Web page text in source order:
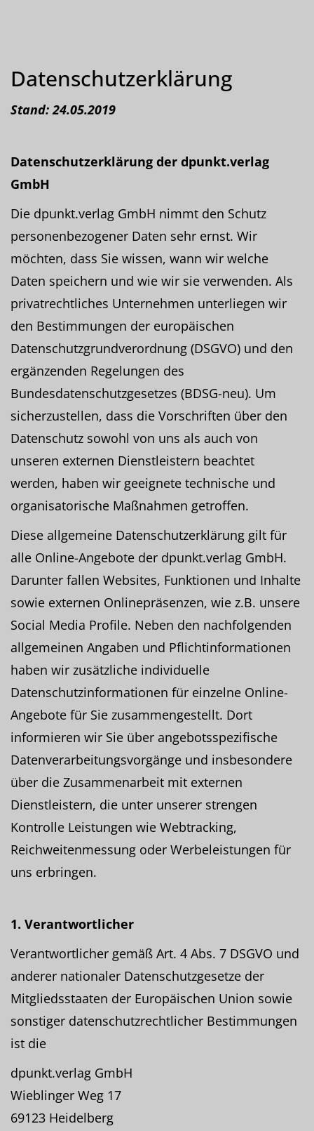
Datenschutzerklärung
Stand: 24.05.2019
Datenschutzerklärung der dpunkt.verlag
GmbH
Die dpunkt.verlag GmbH nimmt den Schutz
personenbezogener Daten sehr ernst. Wir
möchten, dass Sie wissen, wann wir welche
Daten speichern und wie wir sie verwenden. Als
privatrechtliches Unternehmen unterliegen wir
den Bestimmungen der europäischen
Datenschutzgrundverordnung (DSGVO) und den
ergänzenden Regelungen des
Bundesdatenschutzgesetzes (BDSG-neu). Um
sicherzustellen, dass die Vorschriften über den
Datenschutz sowohl von uns als auch von
unseren externen Dienstleistern beachtet
werden, haben wir geeignete technische und
organisatorische Maßnahmen getroffen.
Diese allgemeine Datenschutzerklärung gilt für
alle Online-Angebote der dpunkt.verlag GmbH.
Darunter fallen Websites, Funktionen und Inhalte
sowie externen Onlinepräsenzen, wie z.B. unsere
Social Media Profile. Neben den nachfolgenden
allgemeinen Angaben und Pflichtinformationen
haben wir zusätzliche individuelle
Datenschutzinformationen für einzelne Online-
Angebote für Sie zusammengestellt. Dort
informieren wir Sie über angebotsspezifische
Datenverarbeitungsvorgänge und insbesondere
über die Zusammenarbeit mit externen
Dienstleistern, die unter unserer strengen
Kontrolle Leistungen wie Webtracking,
Reichweitenmessung oder Werbeleistungen für
uns erbringen.
1. Verantwortlicher
Verantwortlicher gemäß Art. 4 Abs. 7 DSGVO und
anderer nationaler Datenschutzgesetze der
Mitgliedsstaaten der Europäischen Union sowie
sonstiger datenschutzrechtlicher Bestimmungen
ist die
dpunkt.verlag GmbH
Wieblinger Weg 17
69123 Heidelberg